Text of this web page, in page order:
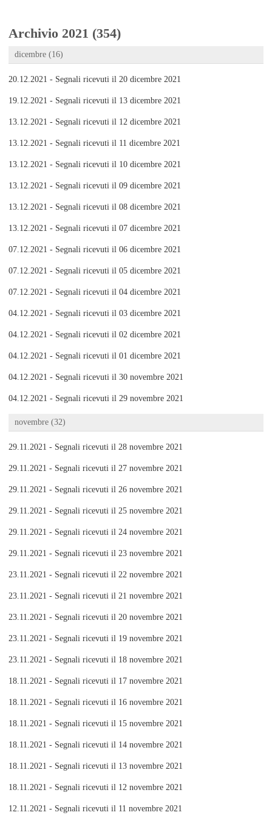
Archivio 2021 (354)
dicembre (16)
20.12.2021 - Segnali ricevuti il 20 dicembre 2021
19.12.2021 - Segnali ricevuti il 13 dicembre 2021
13.12.2021 - Segnali ricevuti il 12 dicembre 2021
13.12.2021 - Segnali ricevuti il 11 dicembre 2021
13.12.2021 - Segnali ricevuti il 10 dicembre 2021
13.12.2021 - Segnali ricevuti il 09 dicembre 2021
13.12.2021 - Segnali ricevuti il 08 dicembre 2021
13.12.2021 - Segnali ricevuti il 07 dicembre 2021
07.12.2021 - Segnali ricevuti il 06 dicembre 2021
07.12.2021 - Segnali ricevuti il 05 dicembre 2021
07.12.2021 - Segnali ricevuti il 04 dicembre 2021
04.12.2021 - Segnali ricevuti il 03 dicembre 2021
04.12.2021 - Segnali ricevuti il 02 dicembre 2021
04.12.2021 - Segnali ricevuti il 01 dicembre 2021
04.12.2021 - Segnali ricevuti il 30 novembre 2021
04.12.2021 - Segnali ricevuti il 29 novembre 2021
novembre (32)
29.11.2021 - Segnali ricevuti il 28 novembre 2021
29.11.2021 - Segnali ricevuti il 27 novembre 2021
29.11.2021 - Segnali ricevuti il 26 novembre 2021
29.11.2021 - Segnali ricevuti il 25 novembre 2021
29.11.2021 - Segnali ricevuti il 24 novembre 2021
29.11.2021 - Segnali ricevuti il 23 novembre 2021
23.11.2021 - Segnali ricevuti il 22 novembre 2021
23.11.2021 - Segnali ricevuti il 21 novembre 2021
23.11.2021 - Segnali ricevuti il 20 novembre 2021
23.11.2021 - Segnali ricevuti il 19 novembre 2021
23.11.2021 - Segnali ricevuti il 18 novembre 2021
18.11.2021 - Segnali ricevuti il 17 novembre 2021
18.11.2021 - Segnali ricevuti il 16 novembre 2021
18.11.2021 - Segnali ricevuti il 15 novembre 2021
18.11.2021 - Segnali ricevuti il 14 novembre 2021
18.11.2021 - Segnali ricevuti il 13 novembre 2021
18.11.2021 - Segnali ricevuti il 12 novembre 2021
12.11.2021 - Segnali ricevuti il 11 novembre 2021